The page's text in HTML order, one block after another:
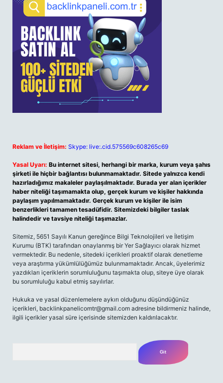
Reklam ve İletişim: Skype: live:.cid.575569c608265c69
Yasal Uyarı: Bu internet sitesi, herhangi bir marka, kurum veya şahıs
şirketi ile hiçbir bağlantısı bulunmamaktadır. Sitede yalnızca kendi
hazırladığımız makaleler paylaşılmaktadır. Burada yer alan içerikler
haber niteliği taşımamakta olup, gerçek kurum ve kişiler hakkında
paylaşım yapılmamaktadır. Gerçek kurum ve kişiler ile isim
benzerlikleri tamamen tesadüfidir. Sitemizdeki bilgiler taslak
halindedir ve tavsiye niteliği taşımazlar.
Sitemiz, 5651 Sayılı Kanun gereğince Bilgi Teknolojileri ve İletişim
Kurumu (BTK) tarafından onaylanmış bir Yer Sağlayıcı olarak hizmet
vermektedir. Bu nedenle, sitedeki içerikleri proaktif olarak denetleme
veya araştırma yükümlülüğümüz bulunmamaktadır. Ancak, üyelerimiz
yazdıkları içeriklerin sorumluluğunu taşımakta olup, siteye üye olarak
bu sorumluluğu kabul etmiş sayılırlar.
Hukuka ve yasal düzenlemelere aykırı olduğunu düşündüğünüz
içerikleri, backlinkpanelicomtr@gmail.com adresine bildirmeniz halinde,
ilgili içerikler yasal süre içerisinde sitemizden kaldırılacaktır.